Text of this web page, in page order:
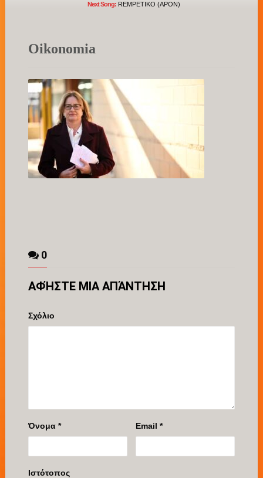
Next Song: REMPETIKO (APON)
Oikonomia
0
ΑΦΉΣΤΕ ΜΙΑ ΑΠΆΝΤΗΣΗ
Σχόλιο
Όνομα * Email*
Ιστότοπος